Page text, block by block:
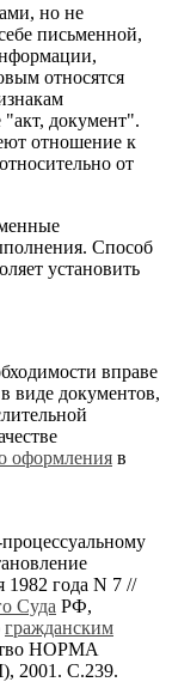
но не
письменной,
относятся
документ".
отношение к
от
Способ
установить
вправе
виде документов,
оформления в
года N 7 //
Суда РФ,
гражданским
НОРМА
2001. С.239.